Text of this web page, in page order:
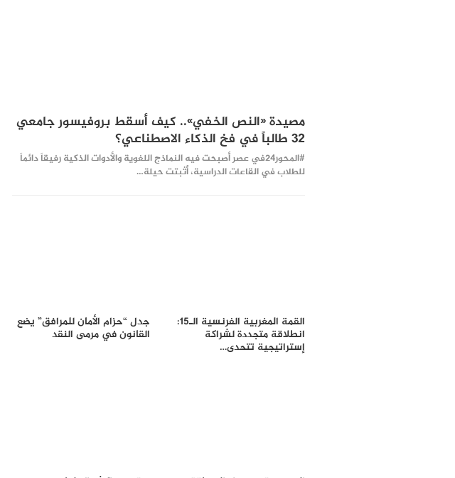
مصيدة «النص الخفي».. كيف أسقط بروفيسور جامعي
32 طالباً في فخ الذكاء الاصطناعي؟
#المحور24 ​في عصر أصبحت فيه النماذج اللغوية والأدوات الذكية رفيقاً دائماً
للطلاب في القاعات الدراسية، أثبتت حيلة…
القمة المغربية الفرنسية الـ15:
انطلاقة متجددة لشراكة
إستراتيجية تتحدى…
جدل “حزام الأمان للمرافق” يضع
القانون في مرمى النقد